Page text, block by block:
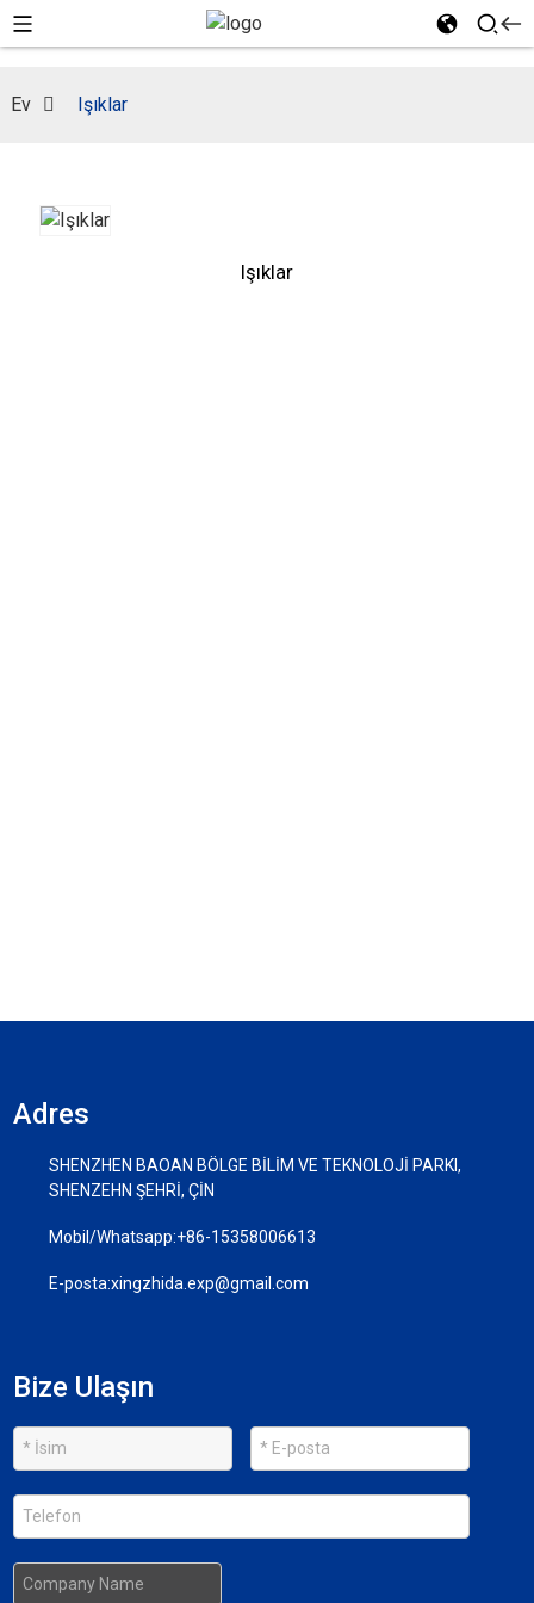
Ev Işıklar
Işıklar
Adres
SHENZHEN BAOAN BÖLGE BİLİM VE TEKNOLOJİ PARKI,
SHENZEHN ŞEHRİ, ÇİN
Mobil/Whatsapp:+86-15358006613
E-posta:xingzhida.exp@gmail.com
Bize Ulaşın